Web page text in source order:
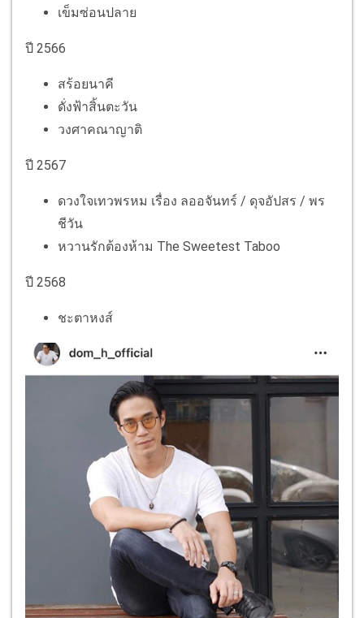
เข็มซ่อนปลาย
ปี 2566
สร้อยนาคี
ดั่งฟ้าสิ้นตะวัน
วงศาคณาญาติ
ปี 2567
ดวงใจเทวพรหม เรื่อง ลออจันทร์ / ดุจอัปสร / พร
ชีวัน
หวานรักต้องห้าม The Sweetest Taboo
ปี 2568
ชะตาหงส์